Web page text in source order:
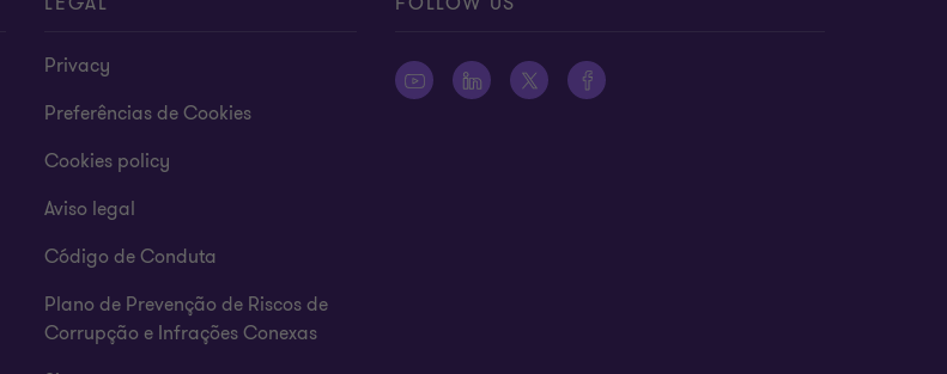
Privacy
Preferências de Cookies
Cookies policy
Aviso legal
Código de Conduta
Plano de Prevenção de Riscos de
Corrupção e Infrações Conexas